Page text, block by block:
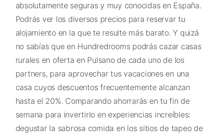
absolutamente seguras y muy conocidas en España.
Podrás ver los diversos precios para reservar tu
alojamiento en la que te resulte más barato. Y quizá
no sabías que en Hundredrooms podrás cazar casas
rurales en oferta en Pulsano de cada uno de los
partners, para aprovechar tus vacaciones en una
casa cuyos descuentos frecuentemente alcanzan
hasta el 20%. Comparando ahorrarás en tu fin de
semana para invertirlo en experiencias increíbles:
degustar la sabrosa comida en los sitios de tapeo de